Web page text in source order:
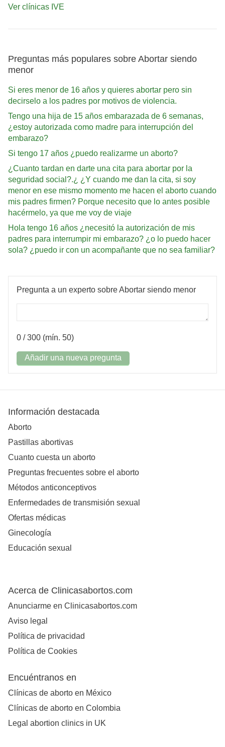
Ver clínicas IVE
Preguntas más populares sobre Abortar siendo
menor
Si eres menor de 16 años y quieres abortar pero sin
decirselo a los padres por motivos de violencia.
Tengo una hija de 15 años embarazada de 6 semanas,
¿estoy autorizada como madre para interrupción del
embarazo?
Si tengo 17 años ¿puedo realizarme un aborto?
¿Cuanto tardan en darte una cita para abortar por la
seguridad social?.¿ ¿Y cuando me dan la cita, si soy
menor en ese mismo momento me hacen el aborto cuando
mis padres firmen? Porque necesito que lo antes posible
hacérmelo, ya que me voy de viaje
Hola tengo 16 años ¿necesitó la autorización de mis
padres para interrumpir mi embarazo? ¿o lo puedo hacer
sola? ¿puedo ir con un acompañante que no sea familiar?
Pregunta a un experto sobre Abortar siendo menor
0 / 300 (mín. 50)
Añadir una nueva pregunta
Información destacada
Aborto
Pastillas abortivas
Cuanto cuesta un aborto
Preguntas frecuentes sobre el aborto
Métodos anticonceptivos
Enfermedades de transmisión sexual
Ofertas médicas
Ginecología
Educación sexual
Acerca de Clinicasabortos.com
Anunciarme en Clinicasabortos.com
Aviso legal
Política de privacidad
Política de Cookies
Encuéntranos en
Clínicas de aborto en México
Clínicas de aborto en Colombia
Legal abortion clinics in UK